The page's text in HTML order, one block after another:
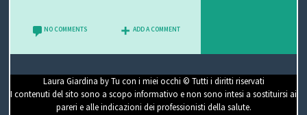
NO COMMENTS ADD A COMMENT
Laura Giardina by Tu con i miei occhi © Tutti i diritti riservati
I contenuti del sito sono a scopo informativo e non sono intesi a sostituirsi ai
pareri e alle indicazioni dei professionisti della salute.